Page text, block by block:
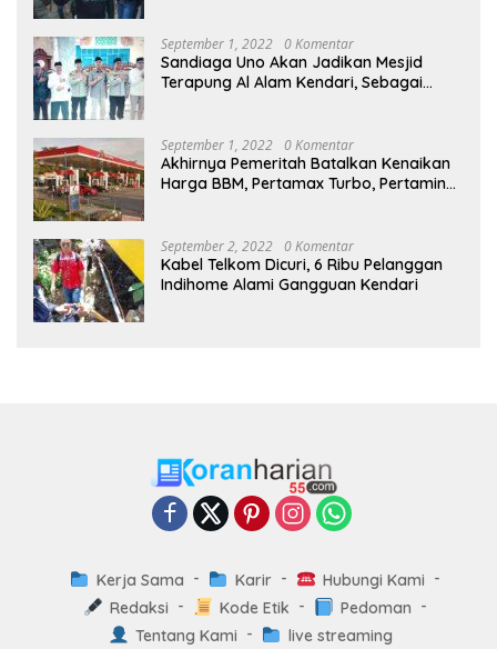
September 1, 2022 0 Komentar
Sandiaga Uno Akan Jadikan Mesjid
Terapung Al Alam Kendari, Sebagai
September 1, 2022 0 Komentar
Akhirnya Pemeritah Batalkan Kenaikan
Harga BBM, Pertamax Turbo, Pertamina
September 2, 2022 0 Komentar
Kabel Telkom Dicuri, 6 Ribu Pelanggan
Indihome Alami Gangguan Kendari
Kerja Sama Karir
Hubungi Kami
Redaksi
Kode Etik
Pedoman
Tentang Kami
live streaming